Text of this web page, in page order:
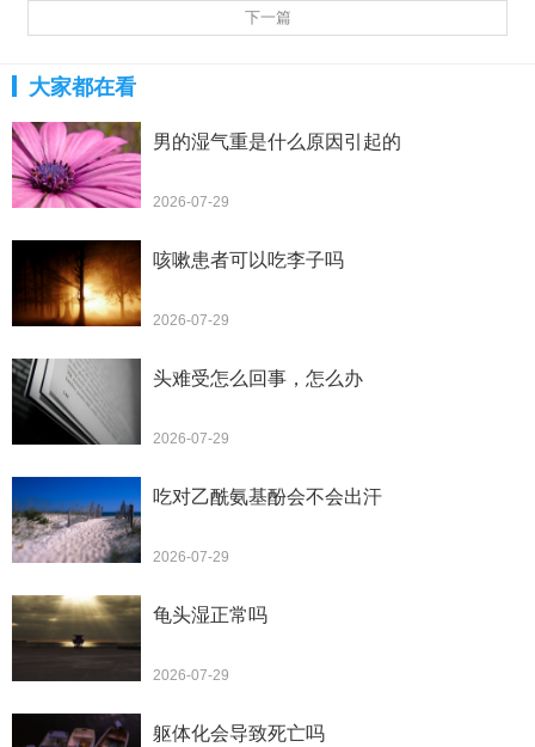
下一篇
大家都在看
男的湿气重是什么原因引起的
2026-07-29
咳嗽患者可以吃李子吗
2026-07-29
头难受怎么回事，怎么办
2026-07-29
吃对乙酰氨基酚会不会出汗
2026-07-29
龟头湿正常吗
2026-07-29
躯体化会导致死亡吗